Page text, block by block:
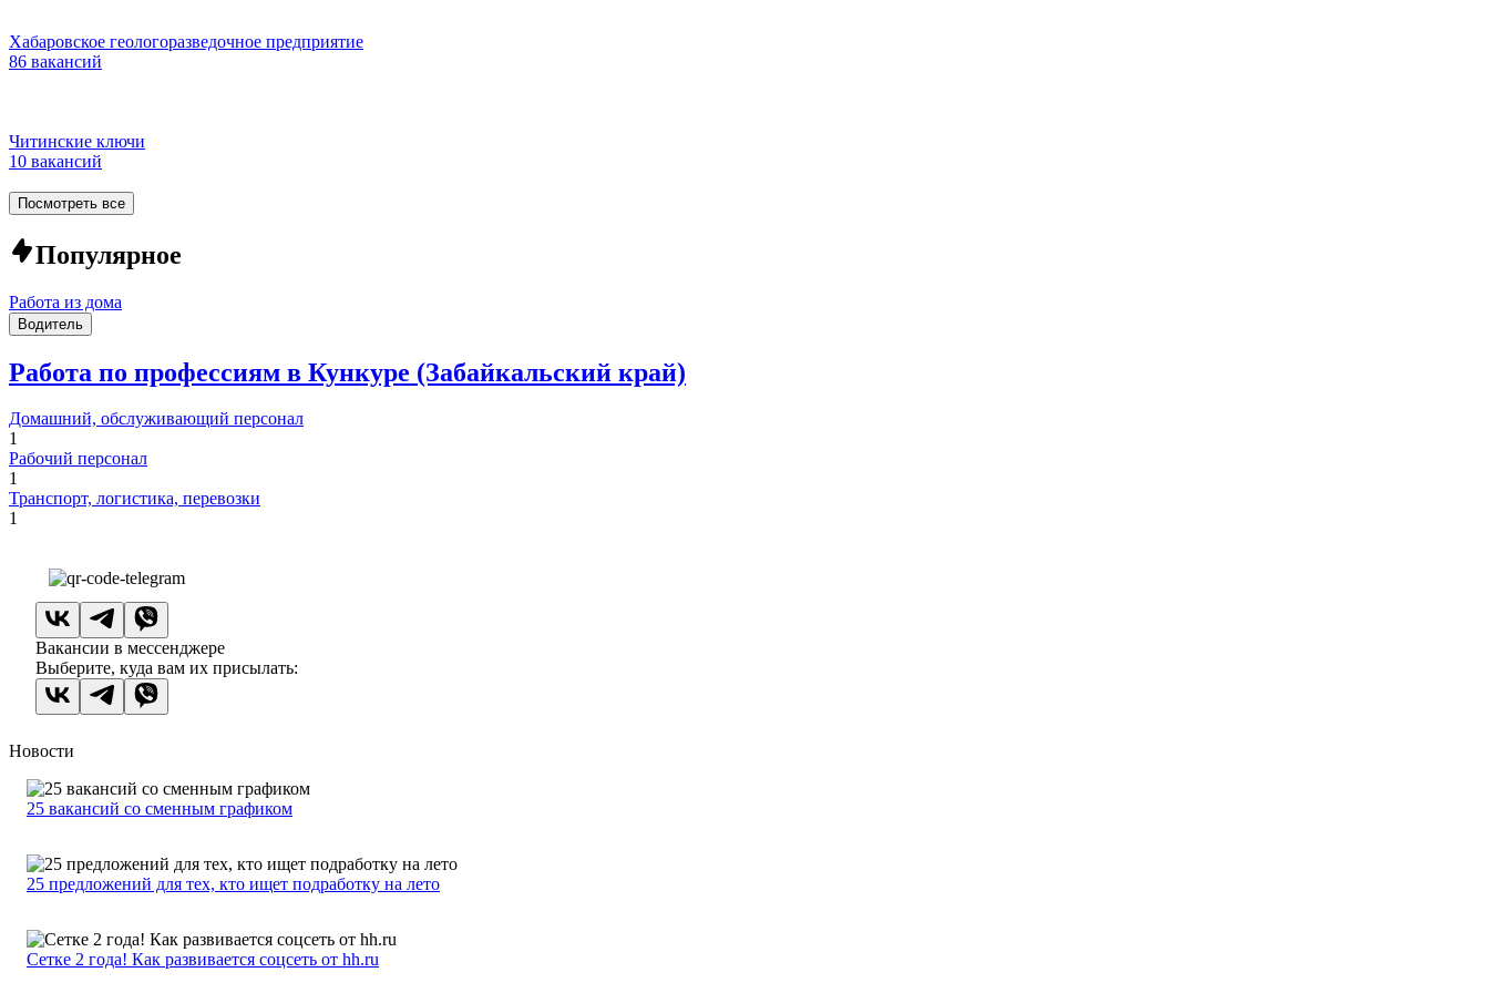
Хабаровское геологоразведочное предприятие
86 вакансий
Читинские ключи
10 вакансий
Посмотреть все
Популярное
Работа из дома
Водитель
Работа по профессиям в Кункуре (Забайкальский край)
Домашний, обслуживающий персонал
1
Рабочий персонал
1
Транспорт, логистика, перевозки
1
Вакансии в мессенджере
Выберите, куда вам их присылать:
Новости
25 вакансий со сменным графиком
25 предложений для тех, кто ищет подработку на лето
Сетке 2 года! Как развивается соцсеть от hh.ru